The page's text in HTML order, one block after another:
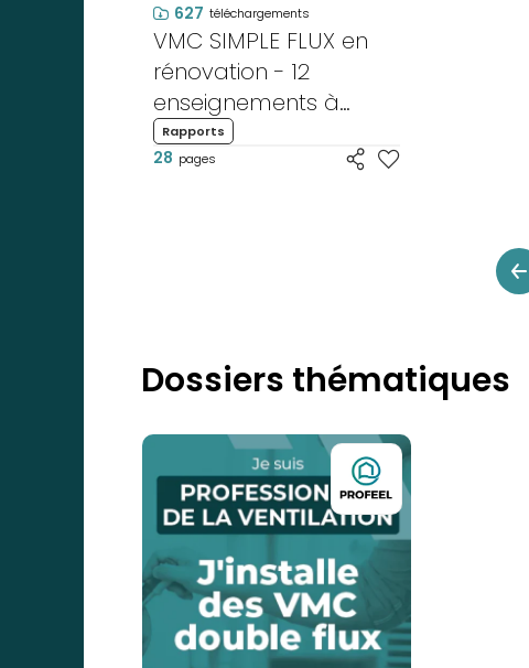
627 téléchargements
VMC SIMPLE FLUX en
rénovation - 12
enseignements à
connaître
Rapports
28 pages
Dossiers thématiques